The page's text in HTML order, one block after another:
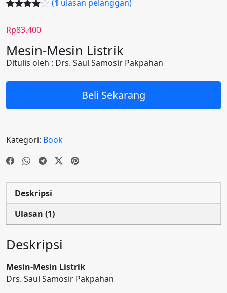
5
kan
penilaian
pelanggan
(1 ulasan pelanggan)
Rp83.400
Mesin-Mesin Listrik
Ditulis oleh : Drs. Saul Samosir Pakpahan
Beli Sekarang
Kategori: Book
Deskripsi
Ulasan (1)
Deskripsi
Mesin-Mesin Listrik
Drs. Saul Samosir Pakpahan